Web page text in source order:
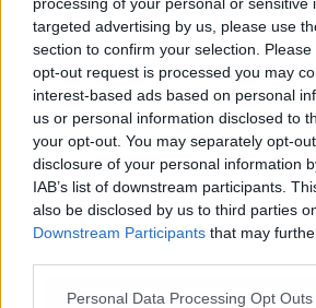
targeted advertising by us, please use
section to confirm your selection.
opt-out request is processed you may
interest-based ads based on personal
us or personal information disclosed to
your opt-out. You may separately opt-
disclosure of your personal information
IAB’s list of downstream participants.
also be disclosed by us to third parties
Downstream Participants that may
Personal Data Processing Opt Outs
© RIPRODUZIONE RISERVATA
Vai alla home